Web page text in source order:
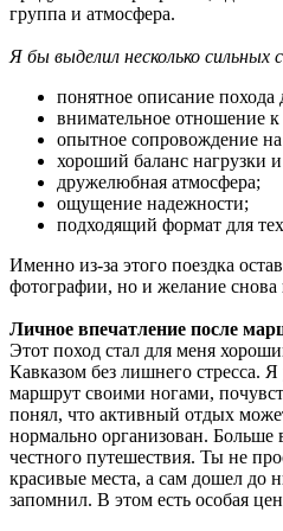
группа и атмосфера.
Я бы выделил несколько сильных
понятное описание похода
внимательное отношение к
опытное сопровождение
хороший баланс нагрузки
дружелюбная атмосфера;
ощущение надежности;
подходящий формат для
Именно из-за этого поездка
фотографии, но и желание
Личное впечатление после
Этот поход стал для меня
Кавказом без лишнего стресса.
маршрут своими ногами,
понял, что активный отдых
нормально организован.
честного путешествия. Ты не
красивые места, а сам дошел до
запомнил. В этом есть особая